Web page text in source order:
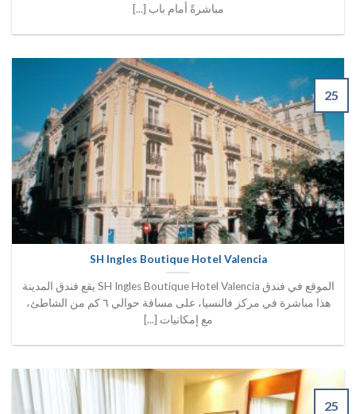
مباشرةً أمام باب [...]
SH Ingles Boutique Hotel Valencia
الموقع في فندق SH Ingles Boutique Hotel Valencia يقع فندق المدينة
هذا مباشرة في مركز فالنسيا، على مسافة حوالي ٦ كم من الشاطئ،
مع إمكانيات [...]
25
25